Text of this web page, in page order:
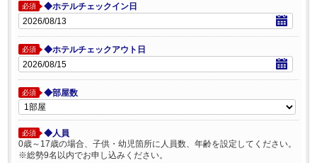
必須 ◆ホテルチェックイン日
必須 ◆ホテルチェックアウト日
必須 ◆部屋数
必須
◆人員
0歳～17歳の場合、子供・幼児箇所に人員数、年齢を設定してください。
※総勢9名以内でお申し込みください。